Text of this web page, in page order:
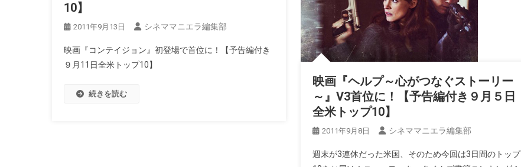
10】
2011年9月13日 シネママニエラ編集部
映画『コンテイジョン』初登場で首位に！【予告編付き
９月11日全米トップ10】
続きを読む
映画『ヘルプ～心がつなぐストーリー
～』V3首位に！【予告編付き９月５日
全米トップ10】
2011年9月8日 シネママニエラ編集部
週末が3連休だった米国、そのため今回は3日間のトップ